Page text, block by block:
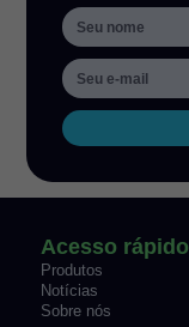
Acesso rápido
Produtos
Notícias
Sobre nós